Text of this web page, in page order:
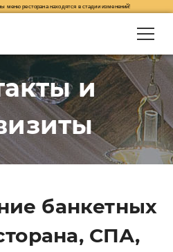
меню ресторана находятся в стадии изменений!
и
банкетных
СПА,